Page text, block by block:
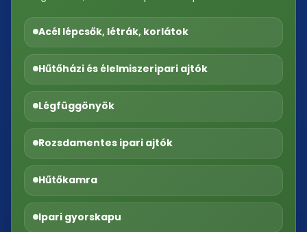
Acél lépcsők, létrák, korlátok
Hűtőházi és élelmiszeripari ajtók
Légfüggönyök
Rozsdamentes ipari ajtók
Hűtőkamra
Ipari gyorskapu